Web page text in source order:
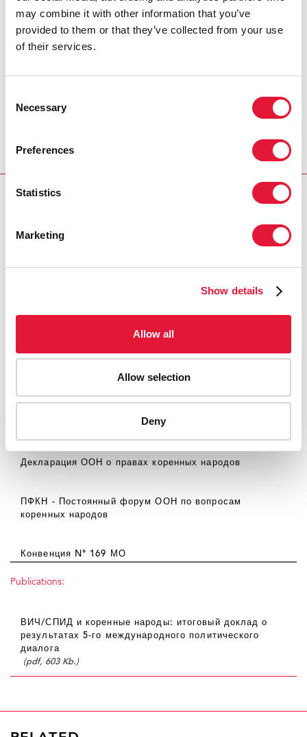
may combine it with other information that you’ve
provided to them or that they’ve collected from your use
of their services.
Selection
Necessary
Preferences
Statistics
Marketing
Show details
Allow all
Allow selection
Deny
сторон, в том числе из Новой Зеландии, Австралии,
Северной, Центральной и Южной Америки, из
правительственных и неправительственных
(11 августа 2009 г.)
Декларация ООН о правах коренных народов
ПФКН - Постоянный форум ООН по вопросам
коренных народов
Конвенция N° 169 МО
Publications:
ВИЧ/СПИД и коренные народы: итоговый доклад о
результатах 5-го международного политического
диалога
(pdf, 603 Kb.)